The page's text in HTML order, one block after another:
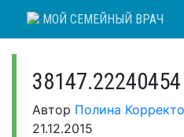
МОЙ СЕМЕЙНЫЙ ВРАЧ
38147.22240454
Автор Полина
21.12.2015